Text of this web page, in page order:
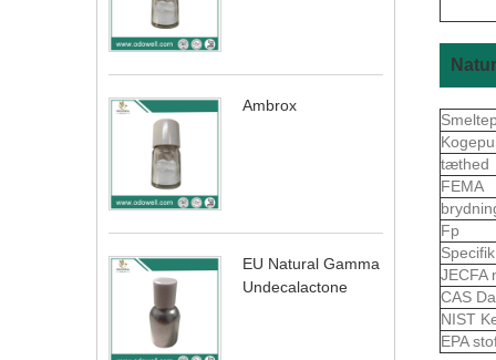
Ambrox
EU Natural Gamma
Undecalactone
tæthed
FEMA
Fp
JECFA
CAS
NIST
EPA